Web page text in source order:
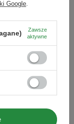
Ilość produktów
Google
Zawsze
aktywne